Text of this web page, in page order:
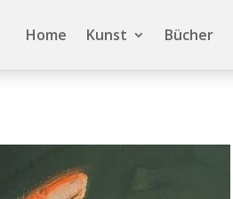
Home Kunst Bücher